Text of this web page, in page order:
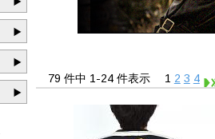
79 件中 1-24 件表示 1 2 3 4